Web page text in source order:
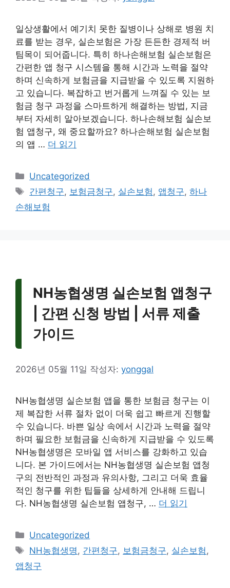
일상생활에서 예기치 못한 질병이나 상해로 병원 치
료를 받는 경우, 실손보험은 가장 든든한 경제적 버
팀목이 되어줍니다. 특히 하나손해보험 실손보험은
간편한 앱 청구 시스템을 통해 시간과 노력을 절약
하며 신속하게 보험금을 지급받을 수 있도록 지원하
고 있습니다. 복잡하고 번거롭게 느껴질 수 있는 보
험금 청구 과정을 스마트하게 해결하는 방법, 지금
부터 자세히 알아보겠습니다. 하나손해보험 실손보
험 앱청구, 왜 중요할까요? 하나손해보험 실손보험
의 앱 … 더 읽기
카
테
리
Uncategorized
태
그
간편청구, 보험금청구, 실손보험, 앱청구,하나
손해보험
NH농협생명 실손보험 앱청구
| 간편 신청 방법 | 서류 제출
가이드
2026년 05월 11일 작성자: yonggal
NH농협생명 실손보험 앱을 통한 보험금 청구는 이
제 복잡한 서류 절차 없이 더욱 쉽고 빠르게 진행할
수 있습니다. 바쁜 일상 속에서 시간과 노력을 절약
하며 필요한 보험금을 신속하게 지급받을 수 있도록
NH농협생명은 모바일 앱 서비스를 강화하고 있습
니다. 본 가이드에서는 NH농협생명 실손보험 앱청
구의 전반적인 과정과 유의사항, 그리고 더욱 효율
적인 청구를 위한 팁들을 상세하게 안내해 드립니
다. NH농협생명 실손보험 앱청구, … 더 읽기
카
테
리
Uncategorized
태
그
NH농협생명, 간편청구, 보험금청구, 실손보험,
앱청구